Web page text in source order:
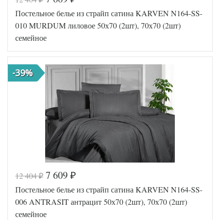
Код товара
570-469
Артикул
FIR8681
5693040
24
Ткань
Размер
пододеяльника
160х220
(2шт)
Размер
простыни
240х260
50х70
(2шт)
Производитель
Karven
(Турция)
Код товара
570-513
Артикул
FIR8681
5693040
48
Постельное белье из страйп сатина KARVEN N164-SS-
010 MURDUM лиловое 50х70 (2шт), 70х70 (2шт)
семейное
-39%
12 404₽ 7 609 ₽
Постельное белье из страйп сатина KARVEN N164-SS-
006 ANTRASIT антрацит 50х70 (2шт), 70х70 (2шт)
семейное